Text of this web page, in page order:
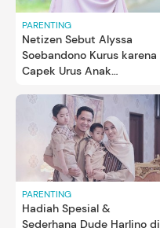
PARENTING
Netizen Sebut Alyssa
Soebandono Kurus karena
Capek Urus Anak
PARENTING
Hadiah Spesial &
Sederhana Dude Harlino di